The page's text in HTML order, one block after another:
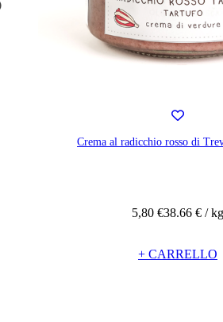
Crema al radicchio rosso di
5,80 €38.66 € / kg
+ CARRELLO